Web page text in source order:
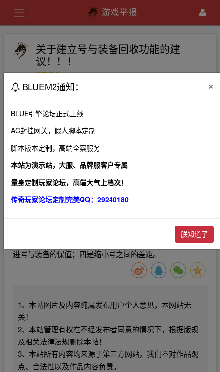
游戏举报
关于建立号与装备回收功能的建
议！！！
bluem2 2020-10-25 365
问题，个人建议设置号与装备回收功能。比如，合成一把卓
越武器需要300金鼎，回收可以折算60%即180金鼎，金鼎
来合成装备与购买商城物品，以此来提高整个区的人物基础
等级，缩小等级差距。所谓“号”回收功能，只要提供得了密
码保护资料即可“回收”，建立个体系，封神次数、内功、修
为、技能等，折算成“回收金鼎”，比如，1-6转空号50金鼎；
7转100；8转200,；9转300；10转400；11转500；12转6
以累积。这样做，一是减少买卖号，让新玩家自己练号；二
是老玩家也可以自己重新练一个自己喜欢名字的号；三是促
进号与装备的保值；四是缩小号之间的差距。
1、本帖图片及内容纯属发布用户个人意见，本网站无
关！
2、本站管理有权在不经发布者同意的情况下，根据版规
及相关法律法规删除本帖！
3、本站所有内容均来源于第三方网站，我们不对作品观
点、合法性以及作品内容负责。
BLUEM2通知： ×
BLUE引擎论坛正式上线
AC封挂网关，假人脚本定制
脚本版本定制，高端全案服务
本站为演示站，大服、品牌服客户专属
量身定制玩家论坛，高端大气上档次！
传奇玩家论坛定制完美QQ：29240180
朕知道了